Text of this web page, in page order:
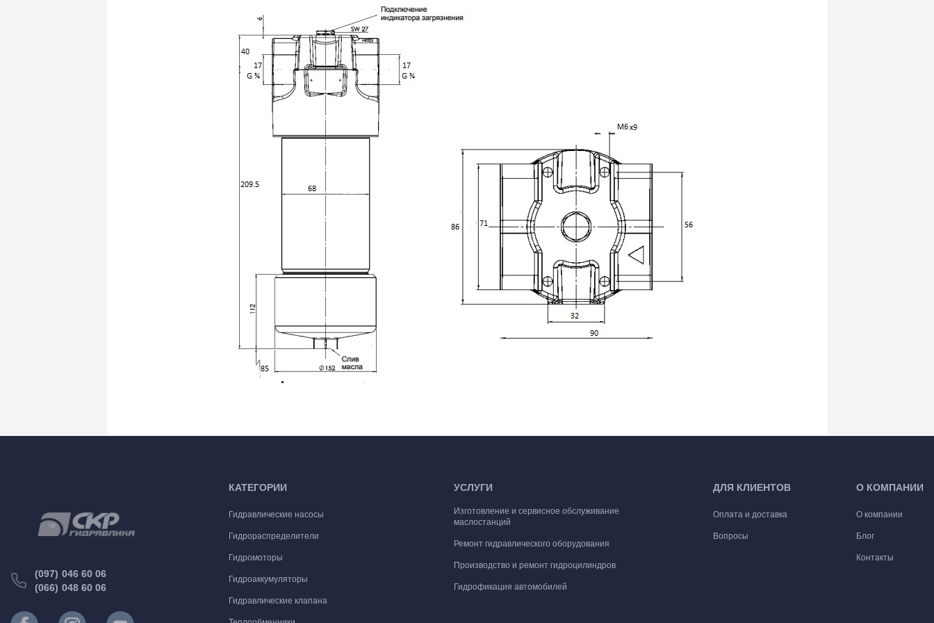
(097) 046 60 06
(066) 048 60 06
КАТЕГОРИИ
Гидравлические насосы
Гидрораспределители
Гидромоторы
Гидроаккумуляторы
Гидравлические клапана
УСЛУГИ
Изготовление и сервисное обслуживание
маслостанций
Ремонт гидравлического оборудования
Производство и ремонт гидроцилиндров
Гидрофикация автомобилей
ДЛЯ КЛИЕНТОВ
Оплата и доставка
Вопросы
О КОМПАНИИ
О компании
Блог
Контакты